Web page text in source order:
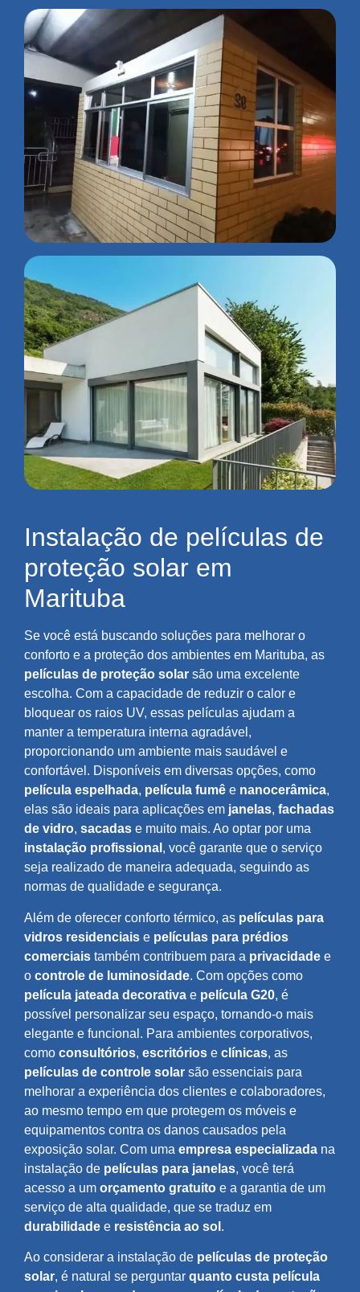
Instalação de películas de
proteção solar em
Marituba
Se você está buscando soluções para melhorar o
conforto e a proteção dos ambientes em Marituba, as
películas de proteção solar são uma excelente
escolha. Com a capacidade de reduzir o calor e
bloquear os raios UV, essas películas ajudam a
manter a temperatura interna agradável,
proporcionando um ambiente mais saudável e
confortável. Disponíveis em diversas opções, como
película espelhada, película fumê e nanocerâmica,
elas são ideais para aplicações em janelas, fachadas
de vidro, sacadas e muito mais. Ao optar por uma
instalação profissional , você garante que o serviço
seja realizado de maneira adequada, seguindo as
normas de qualidade e segurança.
Além de oferecer conforto térmico, as películas para
vidros residenciais e películas para prédios
comerciais também contribuem para a privacidade e
o controle de luminosidade. Com opções como
película jateada decorativa e película G20, é
possível personalizar seu espaço, tornando-o mais
elegante e funcional. Para ambientes corporativos,
como consultórios, escritórios e clínicas, as
películas de controle solar são essenciais para
melhorar a experiência dos clientes e colaboradores,
ao mesmo tempo em que protegem os móveis e
equipamentos contra os danos causados pela
exposição solar. Com uma empresa especializada na
instalação de películas para janelas, você terá
acesso a um orçamento gratuito e a garantia de um
serviço de alta qualidade, que se traduz em
durabilidade e resistência ao sol .
Ao considerar a instalação de películas de proteção
solar, é natural se perguntar quanto custa película